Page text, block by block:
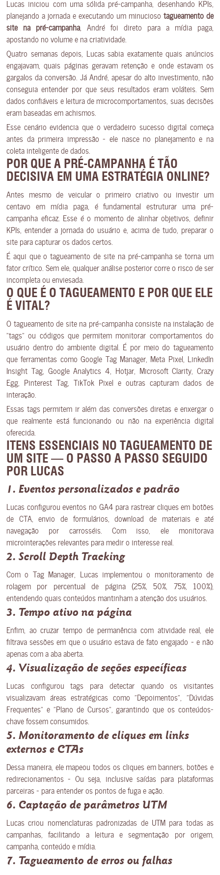
Lucas iniciou com uma sólida pré-campanha, desenhando KPIs,
planejando a jornada e executando um minucioso tagueamento de
site na pré-campanha , André foi direto para a mídia paga,
apostando no volume e na criatividade.
Quatro semanas depois, Lucas sabia exatamente quais anúncios
engajavam, quais páginas geravam retenção e onde estavam os
gargalos da conversão. Já André, apesar do alto investimento, não
conseguia entender por que seus resultados eram voláteis. Sem
dados confiáveis e leitura de microcomportamentos, suas decisões
eram baseadas em achismos.
Esse cenário evidencia que o verdadeiro sucesso digital começa
antes da primeira impressão — ele nasce no planejamento e na
coleta inteligente de dados.
POR QUE A PRÉ-CAMPANHA É TÃO
DECISIVA EM UMA ESTRATÉGIA ONLINE?
Antes mesmo de veicular o primeiro criativo ou investir um
centavo em mídia paga, é fundamental estruturar uma pré-
campanha eficaz. Esse é o momento de alinhar objetivos, definir
KPIs, entender a jornada do usuário e, acima de tudo, preparar o
site para capturar os dados certos.
É aqui que o tagueamento de site na pré-campanha se torna um
fator crítico. Sem ele, qualquer análise posterior corre o risco de ser
incompleta ou enviesada.
O QUE É O TAGUEAMENTO E POR QUE ELE
É VITAL?
O tagueamento de site na pré-campanha consiste na instalação de
“tags” ou códigos que permitem monitorar comportamentos do
usuário dentro do ambiente digital. É por meio do tagueamento
que ferramentas como Google Tag Manager, Meta Pixel, LinkedIn
Insight Tag, Google Analytics 4, Hotjar, Microsoft Clarity, Crazy
Egg, Pinterest Tag, TikTok Pixel e outras capturam dados de
interação.
Essas tags permitem ir além das conversões diretas e enxergar o
que realmente está funcionando ou não na experiência digital
oferecida.
ITENS ESSENCIAIS NO TAGUEAMENTO DE
UM SITE — O PASSO A PASSO SEGUIDO
POR LUCAS
1. Eventos personalizados e padrão
Lucas configurou eventos no GA4 para rastrear cliques em botões
de CTA, envio de formulários, download de materiais e até
navegação por carrosséis. Com isso, ele monitorava
microinterações relevantes para medir o interesse real.
2. Scroll Depth Tracking
Com o Tag Manager, Lucas implementou o monitoramento de
rolagem por percentual de página (25%, 50%, 75%, 100%),
entendendo quais conteúdos mantinham a atenção dos usuários.
3. Tempo ativo na página
Enfim, ao cruzar tempo de permanência com atividade real, ele
filtrava sessões em que o usuário estava de fato engajado — e não
apenas com a aba aberta.
4. Visualização de seções específicas
Lucas configurou tags para detectar quando os visitantes
visualizavam áreas estratégicas como “Depoimentos”, “Dúvidas
Frequentes” e “Plano de Cursos”, garantindo que os conteúdos-
chave fossem consumidos.
5. Monitoramento de cliques em links
externos e CTAs
Dessa maneira, ele mapeou todos os cliques em banners, botões e
redirecionamentos — Ou seja, inclusive saídas para plataformas
parceiras — para entender os pontos de fuga e ação.
6. Captação de parâmetros UTM
Lucas criou nomenclaturas padronizadas de UTM para todas as
campanhas, facilitando a leitura e segmentação por origem,
campanha, conteúdo e mídia.
7. Tagueamento de erros ou falhas